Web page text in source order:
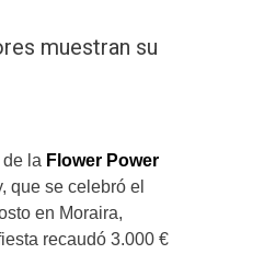
muestran su
la Flower Power
que se celebró el
en Moraira,
recaudó 3.000 €